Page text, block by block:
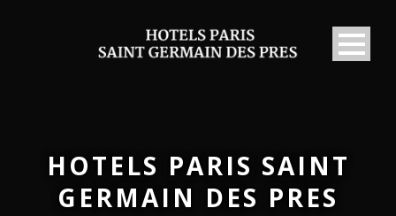
HOTELS PARIS SAINT
GERMAIN DES PRES